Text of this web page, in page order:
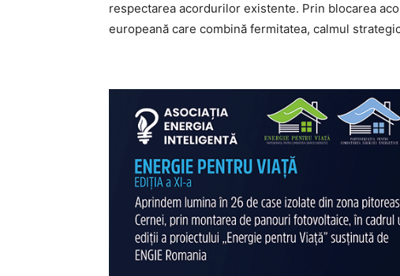
respectarea acordurilor existente. Prin blocarea
europeană care combină fermitatea, calmul